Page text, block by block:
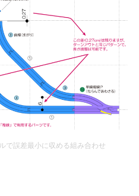
で誤差最小に収める組み合わせ